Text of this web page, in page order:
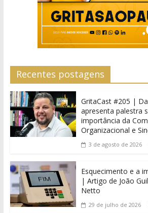
Recentes postagens
GritaCast #205 |
apresenta palestra
importância da
Organizacional e
3 de agosto de 2026
Esquecimento e a
| Artigo de João
Netto
29 de julho de 2026